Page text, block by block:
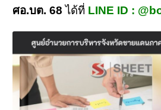
ศอ.บต. 68 ได้ที่ LINE ID :